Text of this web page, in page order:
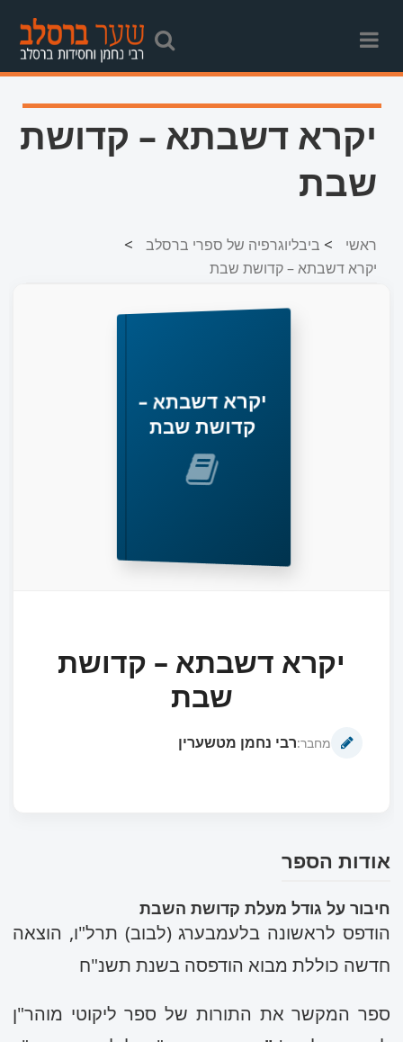
יקרא דשבתא – קדושת
שבת
ראשי > ביבליוגרפיה של ספרי ברסלב >
יקרא דשבתא – קדושת שבת
יקרא דשבתא –
קדושת שבת
יקרא דשבתא – קדושת
שבת
מחבר:רבי נחמן מטשערין
אודות הספר
חיבור על גודל מעלת קדושת השבת
הודפס לראשונה בלעמבערג (לבוב) תרל"ו, הוצאה
חדשה כוללת מבוא הודפסה בשנת תשנ"ח
ספר המקשר את התורות של ספר ליקוטי מוהר"ן